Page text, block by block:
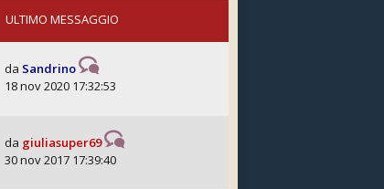
ULTIMO MESSAGGIO
da Sandrino
18 nov 2020 17:32:53
da giuliasuper69
30 nov 2017 17:39:40